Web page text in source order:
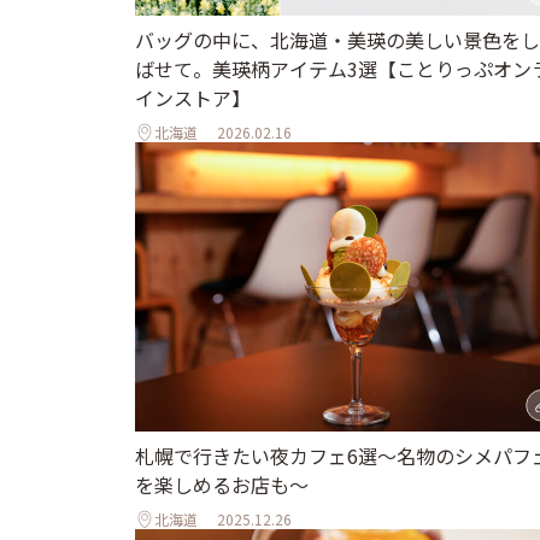
バッグの中に、北海道・美瑛の美しい景色を
ばせて。美瑛柄アイテム3選【ことりっぷオン
インストア】
北海道 2026.02.16
札幌で行きたい夜カフェ6選～名物のシメパフ
を楽しめるお店も～
北海道 2025.12.26